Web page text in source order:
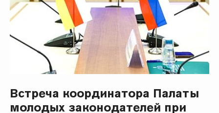
Встреча координатора Палаты
молодых законодателей при